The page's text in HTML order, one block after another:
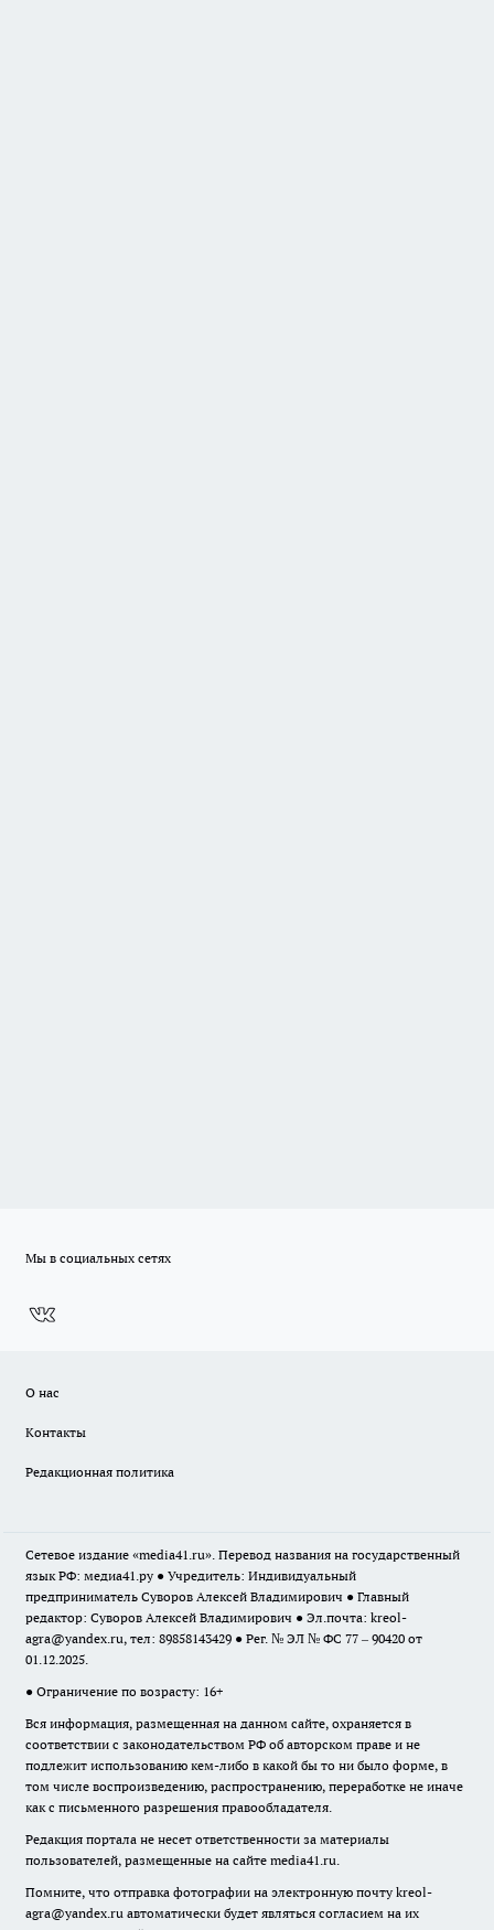
Мы в социальных сетях
О нас
Контакты
Редакционная политика
Сетевое издание «media41.ru». Перевод названия на государственный
язык РФ: медиа41.ру ● Учредитель: Индивидуальный
предприниматель Суворов Алексей Владимирович ● Главный
редактор: Суворов Алексей Владимирович ● Эл.почта: kreol-
agra@yandex.ru, тел: 89858143429 ● Рег. № ЭЛ № ФС 77 – 90420 от
01.12.2025.
● Ограничение по возрасту: 16+
Вся информация, размещенная на данном сайте, охраняется в
соответствии с законодательством РФ об авторском праве и не
подлежит использованию кем-либо в какой бы то ни было форме, в
том числе воспроизведению, распространению, переработке не иначе
как с письменного разрешения правообладателя.
Редакция портала не несет ответственности за материалы
пользователей, размещенные на сайте media41.ru.
Помните, что отправка фотографии на электронную почту kreol-
agra@yandex.ru автоматически будет являться согласием на их